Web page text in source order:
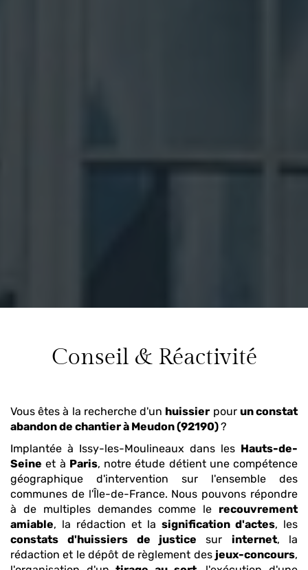
Conseil & Réactivité
Vous êtes à la recherche d'un huissier pour un constat
abandon de chantierà Meudon (92190)?
Implantée à Issy-les-Moulineaux dans les Hauts-de-
Seine et à Paris, notre étude détient une compétence
géographique d'intervention sur l'ensemble des
communes de l'Île-de-France. Nous pouvons répondre
à de multiples demandes comme le recouvrement
amiable, la rédaction et la signification d'actes, les
constats
d'huissiers de justice sur internet, la
rédaction et le dépôt de règlement des jeux-concours,